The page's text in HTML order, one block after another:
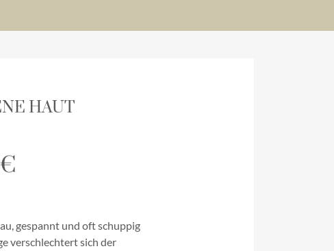
HAUT
€
gespannt und oft schuppig
verschlechtert sich der